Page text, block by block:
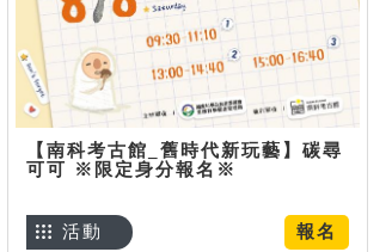
【南科考古館_舊時代新玩藝】碳尋
可可 ※限定身分報名※
報名
活動